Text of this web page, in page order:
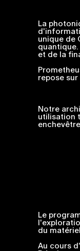
La
unique de
et de la
repose
Notre
utilisation
Le
du
Au cours